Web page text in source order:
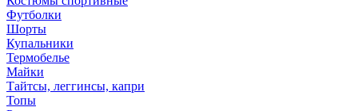
Футболки
Шорты
Купальники
Термобелье
Майки
Тайтсы, леггинсы, капри
Топы